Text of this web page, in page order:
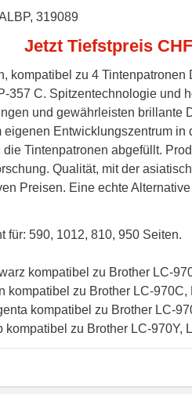
319089
Jetzt Tiefstpreis
kompatibel zu 4
357 C. Spitzentechnologie und
und gewährleisten brillante
Entwicklungszentrum
Tintenpatronen abgefüllt.
Qualität, mit der
Preisen. Eine echte
für: 590, 1012, 810, 950 Seiten.
kompatibel zu Brother LC-
kompatibel zu Brother LC-
kompatibel zu Brother LC-
kompatibel zu Brother LC-970Y,